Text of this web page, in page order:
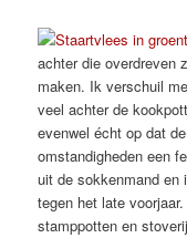
achter die overdreven
maken. Ik verschuil
veel achter de
evenwel écht op dat
omstandigheden een
uit de sokkenmand en
tegen het late
stamppotten en